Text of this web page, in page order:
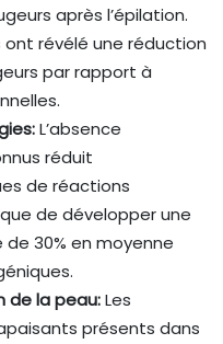
après l’épilation.
révélé une réduction
par rapport à
L’absence
réduit
de réactions
de développer une
30% en moyenne
de la peau:Les
présents dans